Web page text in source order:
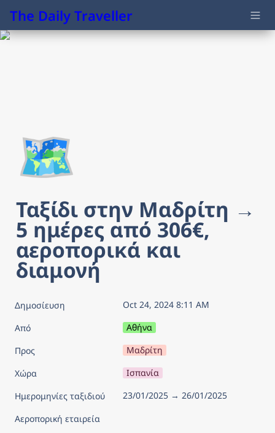
The Daily Traveller
🗺️
Ταξίδι στην Μαδρίτη →
5 ημέρες από 306€,
αεροπορικά και
διαμονή
Δημοσίευση
Oct 24, 2024 8:11 AM
Από
Αθήνα
Προς
Μαδρίτη
Χώρα
Ισπανία
Ημερομηνίες ταξιδιού
23/01/2025 → 26/01/2025
Αεροπορική εταιρεία